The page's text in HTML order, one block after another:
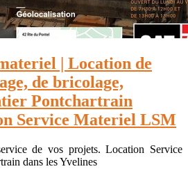
| Location de
de bricolage,
Pontchartrain
Service Materiel LSM
de vos projets. Location Service
dans les Yvelines